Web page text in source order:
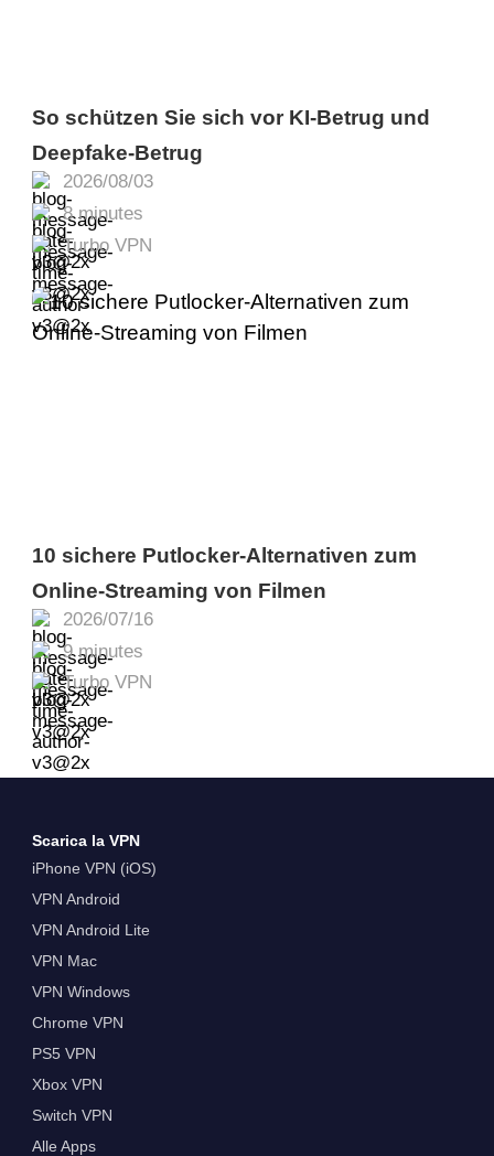
2026/08/03
8 minutes
Turbo VPN
So schützen Sie sich vor KI-Betrug und
Deepfake-Betrug
2026/07/16
9 minutes
Turbo VPN
10 sichere Putlocker-Alternativen zum
Online-Streaming von Filmen
Scarica la VPN
iPhone VPN (iOS)
VPN Android
VPN Android Lite
VPN Mac
VPN Windows
Chrome VPN
PS5 VPN
Xbox VPN
Switch VPN
Alle Apps